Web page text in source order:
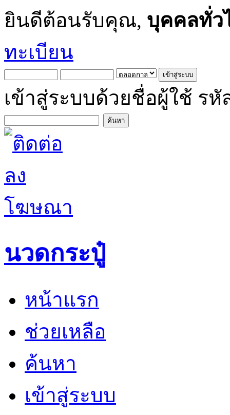
ยินดีต้อนรับคุณ, บุคคลทั่ว
ทะเบียน
เข้าสู่ระบบด้วยชื่อผู้ใช้ รหั
นวดกระปู๋
หน้าแรก
ช่วยเหลือ
ค้นหา
เข้าสู่ระบบ